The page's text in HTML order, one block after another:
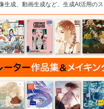
生成、動画生成など、生成AI活用の